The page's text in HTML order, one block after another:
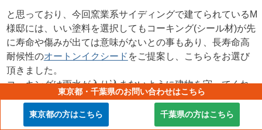
と思っており、今回窯業系サイディングで建てられているM
様邸には、いい塗料を選択してもコーキング(シール材)が先
に寿命や傷みが出ては意味がないとの事もあり、長寿命高
耐候性のオートンイクシード をご提案し、こちらをお選び
頂きました。
コーキングは雨水が入り込まないように建物を守ってくれ
る重要な箇所となります。縦の繋ぎ目の目地(めじ)は全て新
しくする「打ち替え」、サッシ回りや外壁の取合い部など
は「増し打ち」を行います。
東京都・千葉県のお問い合わせはこちら
東京都の方はこちら 千葉県の方はこちら